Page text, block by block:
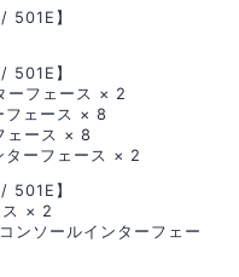
501E】
501E】
ーフェース × 2
フェース × 8
ェース × 8
ーフェース × 2
501E】
ス × 2
ンソールインターフェー